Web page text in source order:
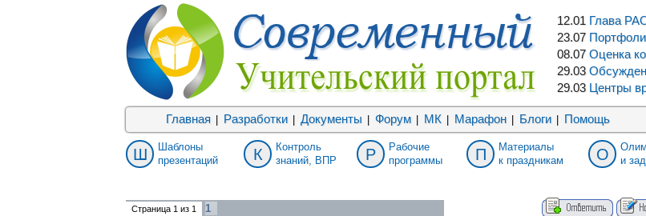
12.01 Глава
23.07
08.07 Оценка
29.03
29.03 Центры
Главная Разработки Документы Форум МК Марафон Блоги Помощь
Ш
Шаблоны
презентаций
К
Контроль
знаний, ВПР
Р
Рабочие
программы
П
Материалы
к праздникам
О
и
Страница 1 из 1
1